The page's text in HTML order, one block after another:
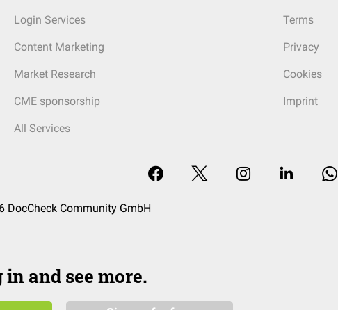
Login Services
Content Marketing
Market Research
CME sponsorship
All Services
Terms
Privacy
Cookies
Imprint
DocCheck Community GmbH
in and see more.